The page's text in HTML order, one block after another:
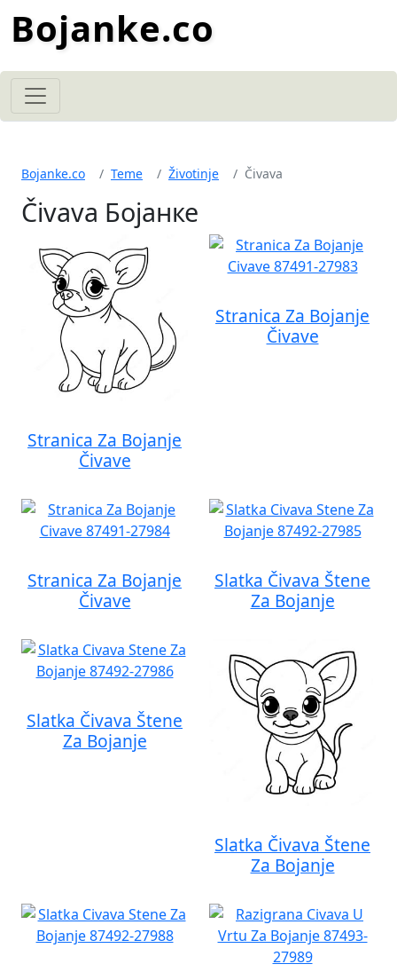
Bojanke.co
Bojanke.co Teme Životinje Čivava
Čivava Бојанке
Stranica Za Bojanje
Čivave
Stranica Za Bojanje
Čivave
Stranica Za Bojanje
Čivave
Slatka Čivava Štene
Za Bojanje
Slatka Čivava Štene
Za Bojanje
Slatka Čivava Štene
Za Bojanje